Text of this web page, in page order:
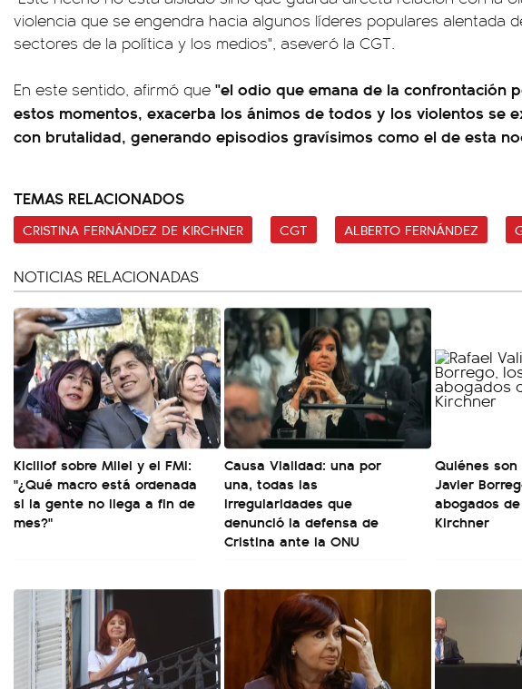
violencia que se engendra hacia algunos líderes populares alentada
sectores de la política y los medios", aseveró la CGT.
En este sentido, afirmó que "el odio que emana de la confrontación
estos momentos, exacerba los ánimos de todos y los violentos se
con brutalidad, generando episodios gravísimos como el de esta
TEMAS RELACIONADOS
CRISTINA FERNÁNDEZ DE KIRCHNER CGT ALBERTO FERNÁNDEZ
NOTICIAS RELACIONADAS
Kicillof sobre Milei y el FMI:
"¿Qué macro está ordenada
si la gente no llega a fin de
mes?"
Causa Vialidad: una por
una, todas las
irregularidades que
denunció la defensa de
Cristina ante la ONU
Quiénes son
Javier
abogados
Kirchner